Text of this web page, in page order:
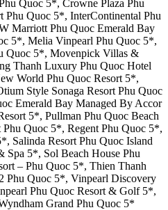
Quoc 5*, Crowne Plaza Phu
Phu Quoc 5*, InterContinental Phu
Marriott Phu Quoc Emerald Bay
5*, Melia Vinpearl Phu Quoc 5*,
Quoc 5*, Movenpick Villas &
Thanh Luxury Phu Quoc Hotel
World Phu Quoc Resort 5*,
Style Sonaga Resort Phu Quoc
Emerald Bay Managed By Accor
5*, Pullman Phu Quoc Beach
Quoc 5*, Regent Phu Quoc 5*,
Salinda Resort Phu Quoc Island
Spa 5*, Sol Beach House Phu
– Phu Quoc 5*, Thien Thanh
Phu Quoc 5*, Vinpearl Discovery
Phu Quoc Resort & Golf 5*,
Grand Phu Quoc 5*